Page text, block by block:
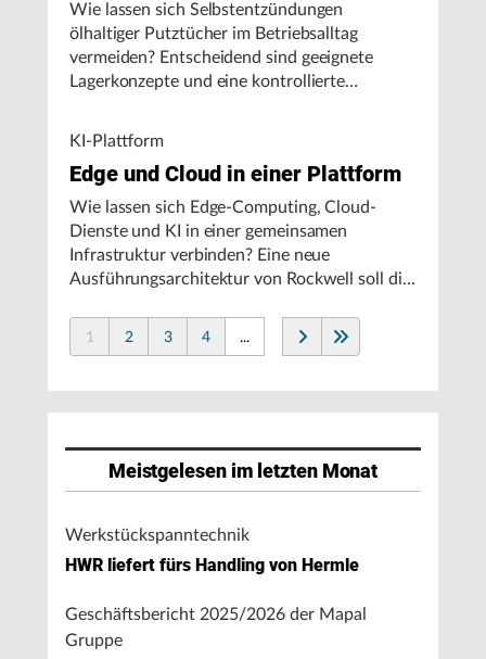
Wie lassen sich Selbstentzündungen
ölhaltiger Putztücher im Betriebsalltag
vermeiden? Entscheidend sind geeignete
Lagerkonzepte und eine kontrollierte
KI-Plattform
Edge und Cloud in einer Plattform
Wie lassen sich Edge-Computing, Cloud-
Dienste und KI in einer gemeinsamen
Infrastruktur verbinden? Eine neue
Ausführungsarchitektur von Rockwell soll die
vereinfachen und den autonomen
Fertigungsbetrieb unterstützen.
1 2 3 4 ...
Meistgelesen im letzten Monat
Werkstückspanntechnik
HWR liefert fürs Handling von Hermle
Geschäftsbericht 2025/2026 der Mapal
Gruppe